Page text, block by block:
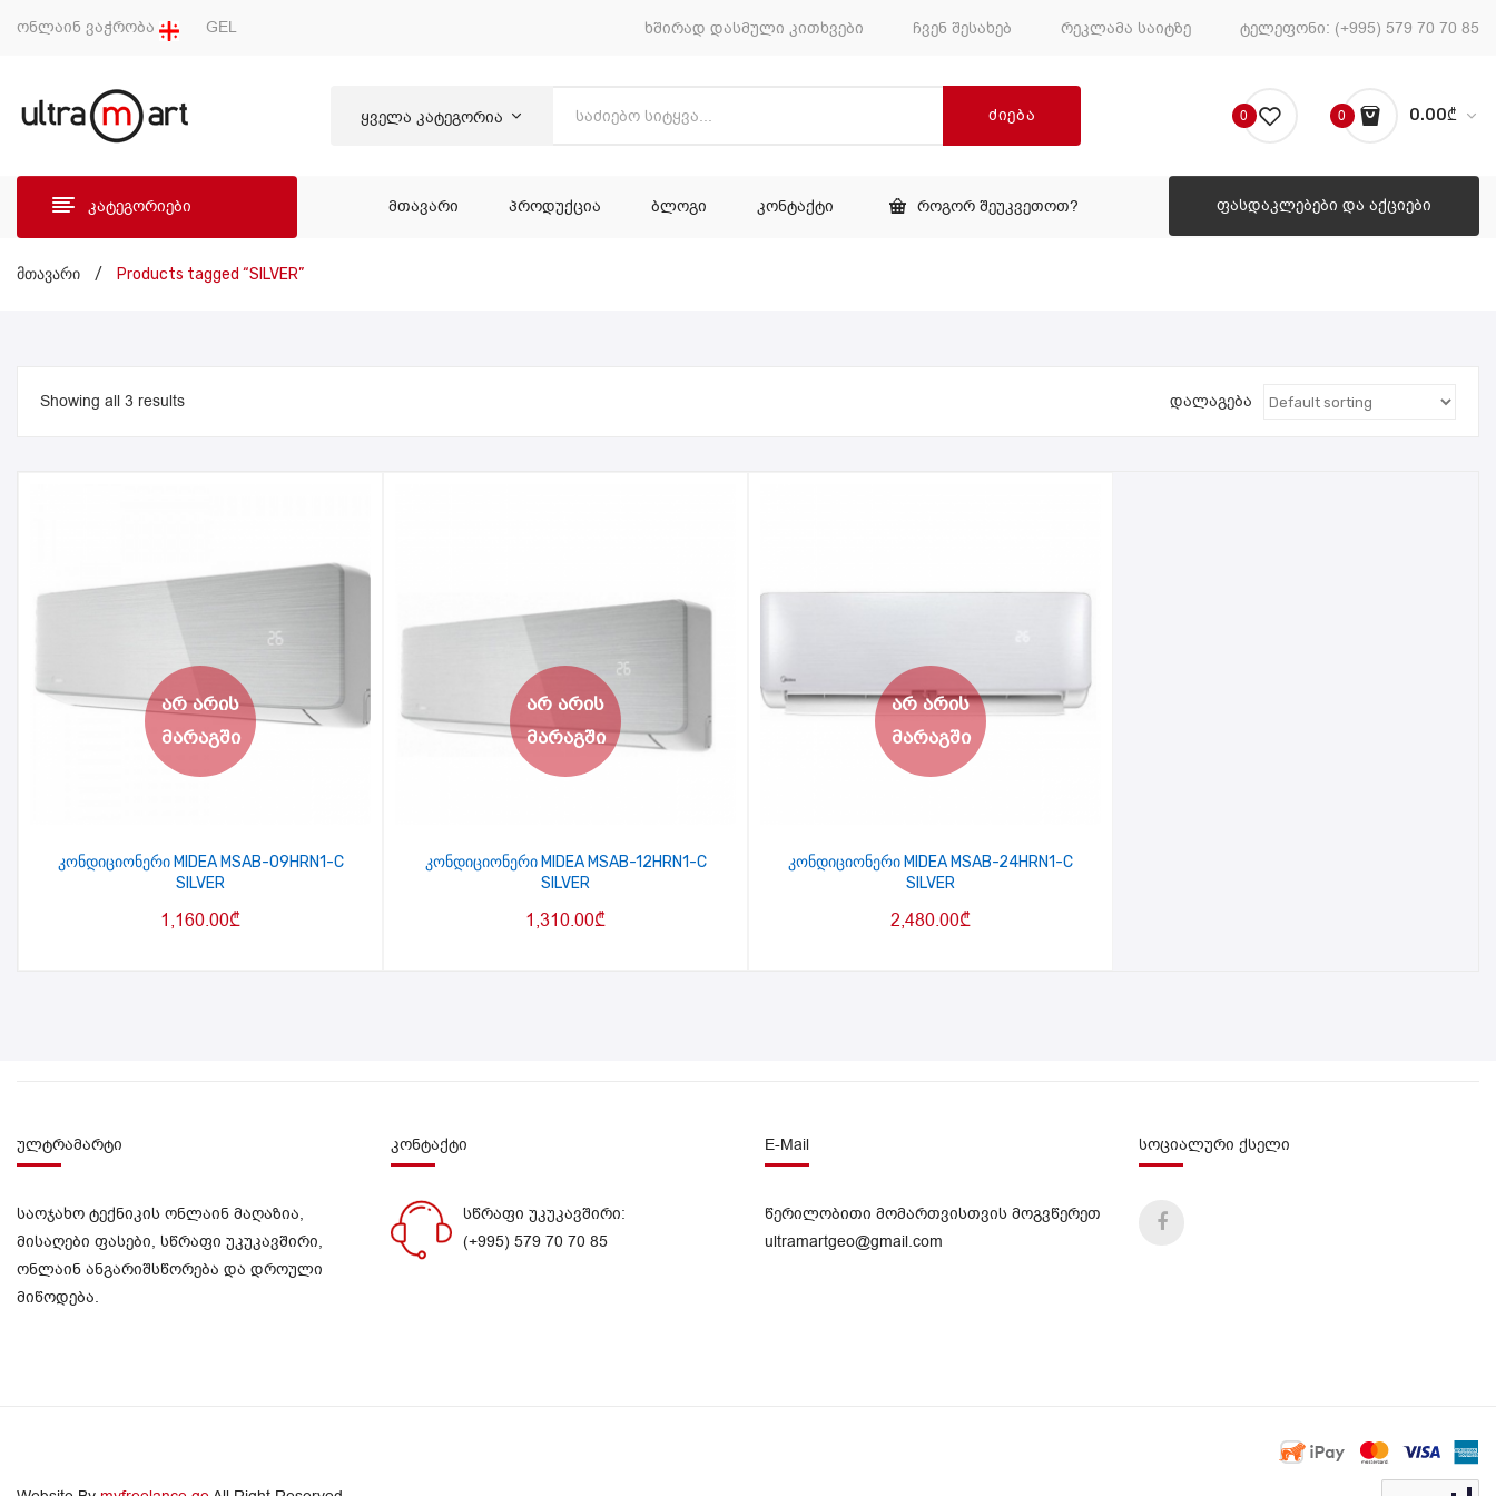
ონლაინ ვაჭრობა GEL ხშირად დასმული კითხვები ჩვენ შესახებ რეკლამა საიტზე ტელეფონი: (+995) 579 70 70 85
ყველა კატეგორია ძიება 0 0 0.00₾
No products in the cart.
კატეგორიები
ᲛᲗᲐᲕᲐᲠᲘ ᲞᲠᲝᲓᲣᲥᲪᲘᲐ ᲑᲚᲝᲒᲘ ᲙᲝᲜᲢᲐᲥᲢᲘ ᲠᲝᲒᲝᲠ ᲨᲔᲣᲙᲕᲔᲗᲝᲗ? ფასდაკლებები და აქციები
მთავარი / Products tagged “SILVER”
Showing all 3 results დალაგება
კონდიციონერი MIDEA MSAB-09HRN1-C
SILVER
1,160.00₾
კონდიციონერი MIDEA MSAB-12HRN1-C
SILVER
1,310.00₾
კონდიციონერი MIDEA MSAB-24HRN1-C
SILVER
2,480.00₾
ულტრამარტი
საოჯახო ტექნიკის ონლაინ მაღაზია,
მისაღები ფასები, სწრაფი უკუკავშირი,
ონლაინ ანგარიშსწორება და დროული
მიწოდება.
კონტაქტი
სწრაფი უკუკავშირი:
(+995) 579 70 70 85
E-Mail
წერილობითი მომართვისთვის მოგვწერეთ
ultramartgeo@gmail.com
სოციალური ქსელი